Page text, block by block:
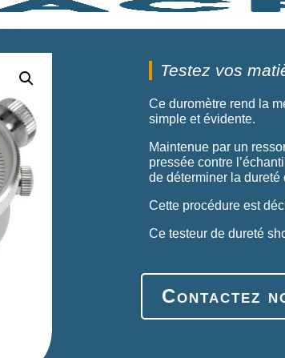
Testez vos
Ce duromètre rend la
simple et évidente.
Maintenue par un
pressée contre
de déterminer la
Cette procédure est
Ce testeur de dureté
Contactez